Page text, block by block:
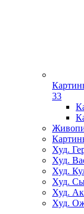
33
Худ.
Худ.
Худ.
Худ.
Худ.
Худ.